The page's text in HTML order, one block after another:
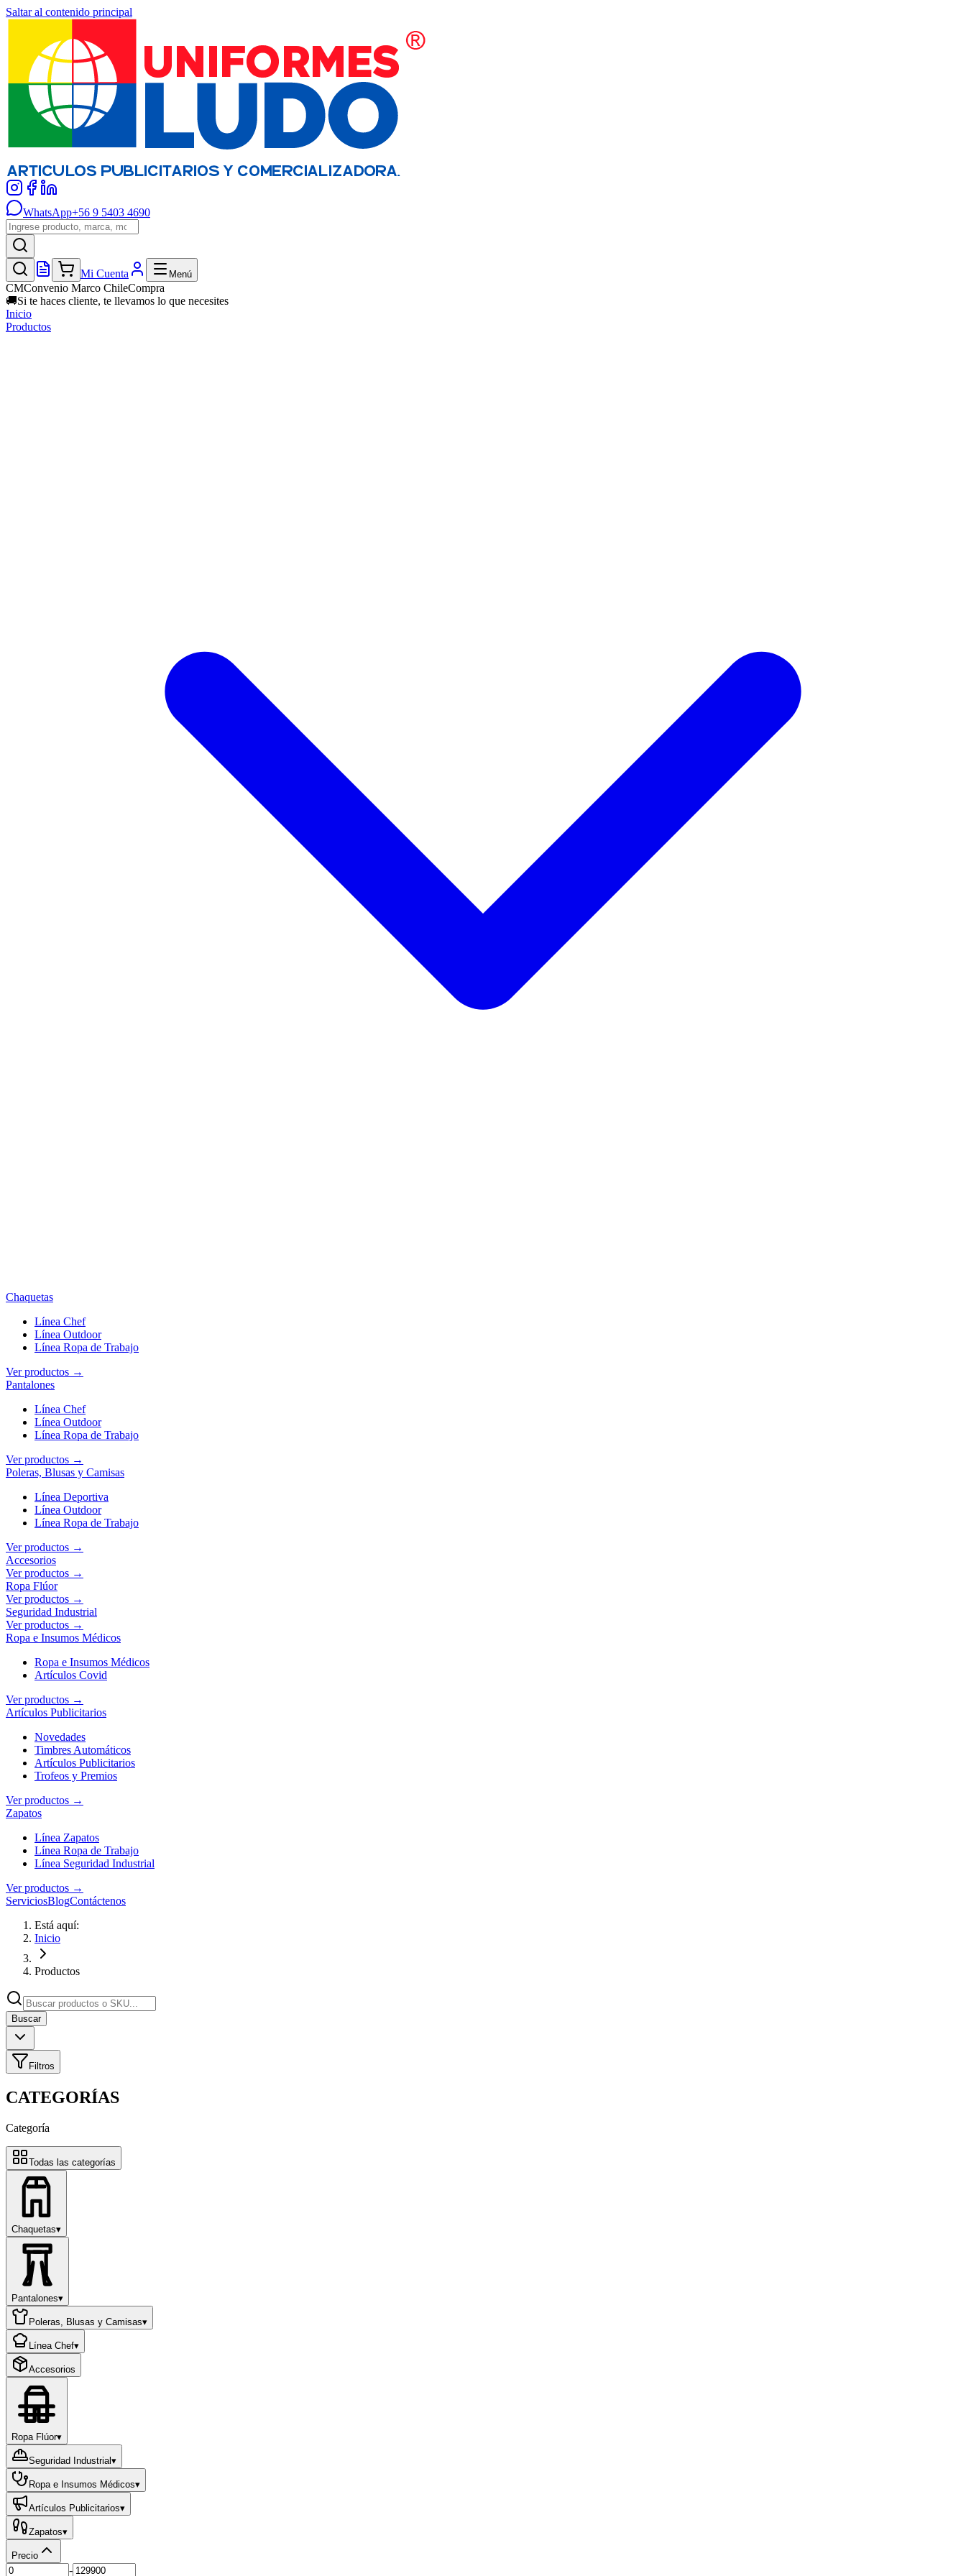
Saltar al contenido principal
WhatsApp+56 9 5403 4690
Mi Cuenta Menú
CMConvenio Marco ChileCompra
🚚Si te haces cliente, te llevamos lo que necesites
Inicio
Productos
Chaquetas
Línea Chef
Línea Outdoor
Línea Ropa de Trabajo
Ver productos →
Pantalones
Línea Chef
Línea Outdoor
Línea Ropa de Trabajo
Ver productos →
Poleras, Blusas y Camisas
Línea Deportiva
Línea Outdoor
Línea Ropa de Trabajo
Ver productos →
Accesorios
Ver productos →
Ropa Flúor
Ver productos →
Seguridad Industrial
Ver productos →
Ropa e Insumos Médicos
Ropa e Insumos Médicos
Artículos Covid
Ver productos →
Artículos Publicitarios
Novedades
Timbres Automáticos
Artículos Publicitarios
Trofeos y Premios
Ver productos →
Zapatos
Línea Zapatos
Línea Ropa de Trabajo
Línea Seguridad Industrial
Ver productos →
ServiciosBlogContáctenos
Está aquí:
Inicio
Productos
Buscar
Filtros
CATEGORÍAS
Categoría
Todas las categorías
Chaquetas▾
Pantalones▾
Poleras, Blusas y Camisas▾
Línea Chef▾
Accesorios
Ropa Flúor▾
Seguridad Industrial ▾
Ropa e Insumos Médicos▾
Artículos Publicitarios▾
Zapatos▾
Precio
-